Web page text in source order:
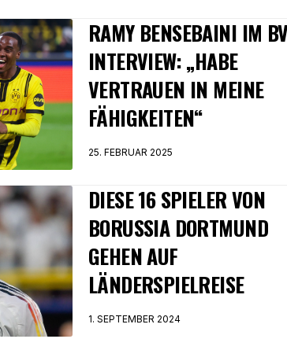
RAMY BENSEBAINI IM
INTERVIEW: „HABE
VERTRAUEN IN MEINE
FÄHIGKEITEN“
25. FEBRUAR 2025
DIESE 16 SPIELER VON
BORUSSIA DORTMUND
GEHEN AUF
LÄNDERSPIELREISE
1. SEPTEMBER 2024